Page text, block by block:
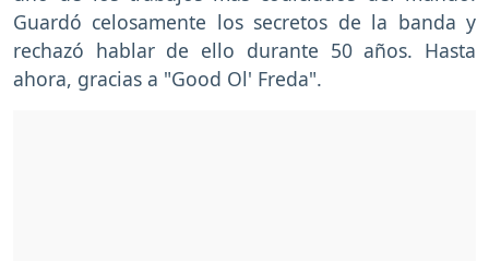
Guardó celosamente los secretos de la banda y
rechazó hablar de ello durante 50 años. Hasta
ahora, gracias a "Good Ol' Freda".